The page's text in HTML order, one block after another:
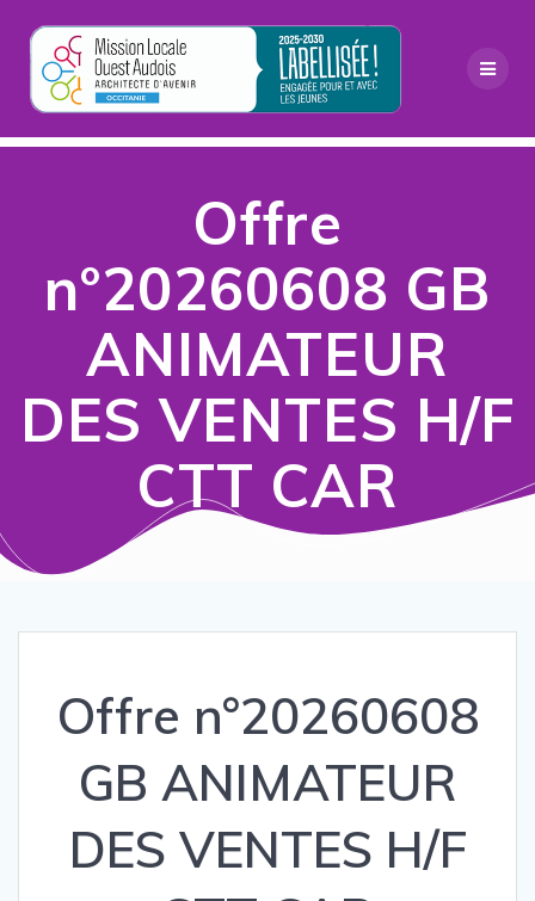
au
contenu
Offre
n°20260608 GB
ANIMATEUR
DES VENTES H/F
CTT CAR
Offre n°20260608
GB ANIMATEUR
DES VENTES H/F